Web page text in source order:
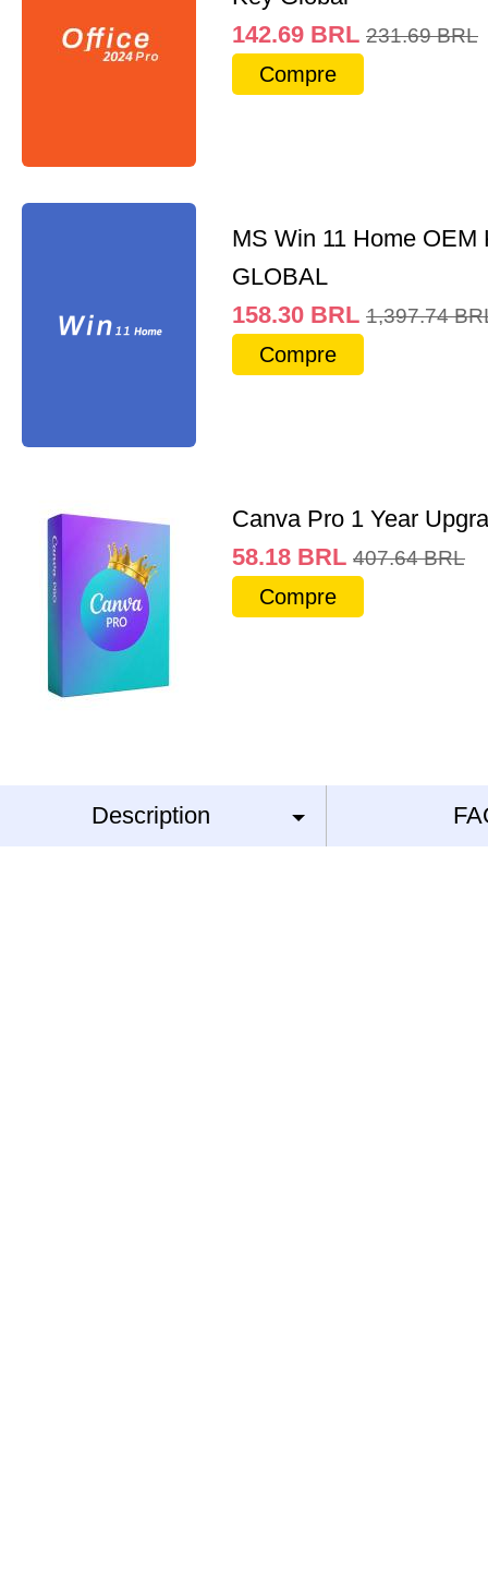
142.69 BRL 231.69 BRL
Compre
MS Win 11 Home OEM
GLOBAL
158.30 BRL 1,397.74
Compre
Canva Pro 1 Year
58.18 BRL 407.64 BRL
Compre
Description